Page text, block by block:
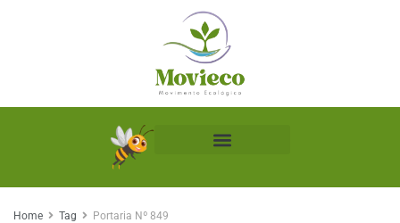
Home Tag Portaria Nº 849